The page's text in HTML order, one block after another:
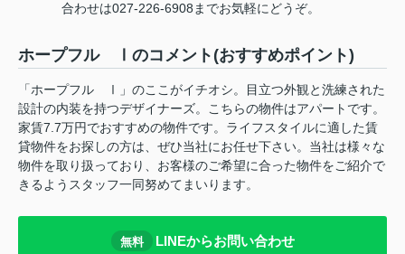
合わせは027-226-6908までお気軽にどうぞ。
ホープフル Ⅰのコメント(おすすめポイント)
「ホープフル Ⅰ」のここがイチオシ。目立つ外観と洗練された
設計の内装を持つデザイナーズ。こちらの物件はアパートです。
家賃7.7万円でおすすめの物件です。ライフスタイルに適した賃
貸物件をお探しの方は、ぜひ当社にお任せ下さい。当社は様々な
物件を取り扱っており、お客様のご希望に合った物件をご紹介で
きるようスタッフ一同努めてまいります。
無料 LINEからお問い合わせ